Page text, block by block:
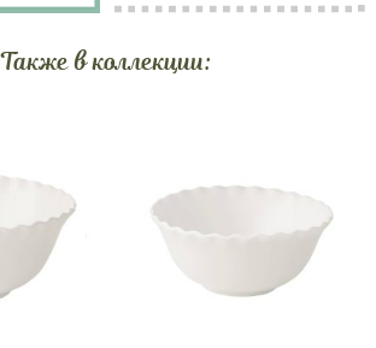
Также в коллекции: